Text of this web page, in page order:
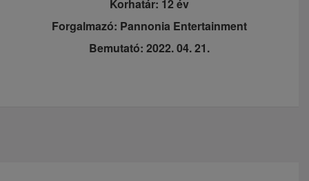
Korhatár: 12 év
Forgalmazó: Pannonia Entertainment
Bemutató: 2022. 04. 21.